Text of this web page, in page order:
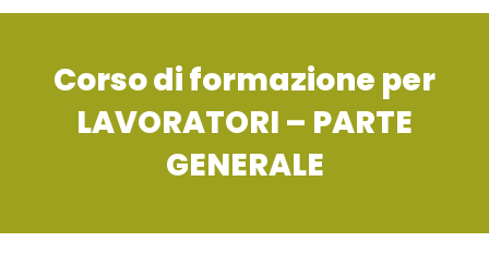
HOME
CHI SIAMO
SERVIZI
Corso di formazione per
LAVORATORI – PARTE
GENERALE